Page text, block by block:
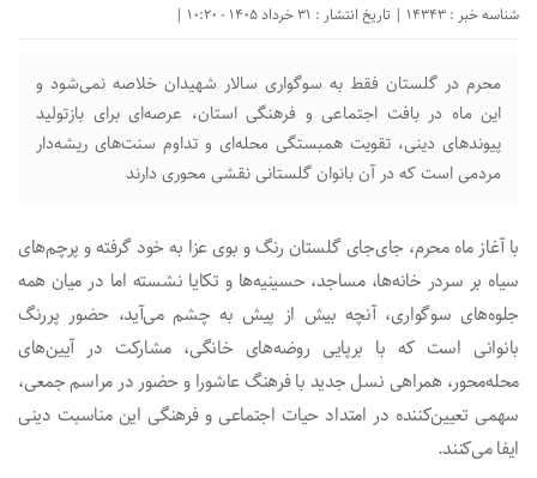
شناسه خبر : 14343 | تاریخ انتشار : 31 خرداد 1405 - 10:20 |
محرم در گلستان فقط به سوگواری سالار شهیدان خلاصه نمی‌شود و
این ماه در بافت اجتماعی و فرهنگی استان، عرصه‌ای برای بازتولید
پیوندهای دینی، تقویت همبستگی محله‌ای و تداوم سنت‌های ریشه‌دار
مردمی است که در آن بانوان گلستانی نقشی محوری دارند
با آغاز ماه محرم، جای‌جای گلستان رنگ و بوی عزا به خود گرفته و پرچم‌های
سیاه بر سردر خانه‌ها، مساجد، حسینیه‌ها و تکایا نشسته اما در میان همه
جلوه‌های سوگواری، آنچه بیش از پیش به چشم می‌آید، حضور پررنگ
بانوانی است که با برپایی روضه‌های خانگی، مشارکت در آیین‌های
محله‌محور، همراهی نسل جدید با فرهنگ عاشورا و حضور در مراسم جمعی،
سهمی تعیین‌کننده در امتداد حیات اجتماعی و فرهنگی این مناسبت دینی
ایفا می‌کنند.